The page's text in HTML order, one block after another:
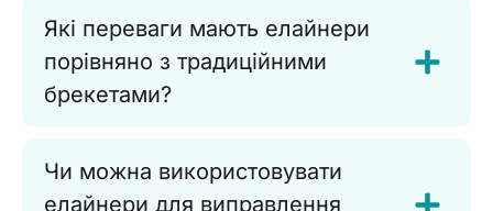
Які переваги мають елайнери
порівняно з традиційними
брекетами?
Чи можна використовувати
елайнери для виправлення